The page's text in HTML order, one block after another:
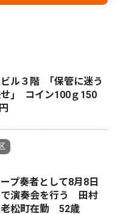
ル３階 ｢保管に迷う
せ｣ コイン100ｇ150
プ奏者として8月8日
で演奏会を行う 田村
松町在勤 52歳